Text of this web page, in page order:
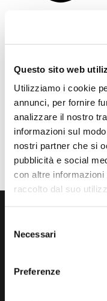
Questo sito web
Utilizziamo i cookie
annunci, per fornire
analizzare il nostro
informazioni sul
nostri partner che si
pubblicità e social
con altre
raccolto dal suo
delNecessari
Preferenze